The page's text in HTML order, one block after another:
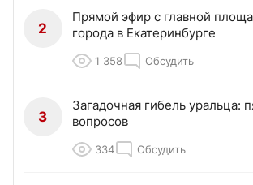
2
Прямой эфир с главной
города в Екатеринбурге
1 358 Обсудить
3
Загадочная гибель уральца:
вопросов
334 Обсудить